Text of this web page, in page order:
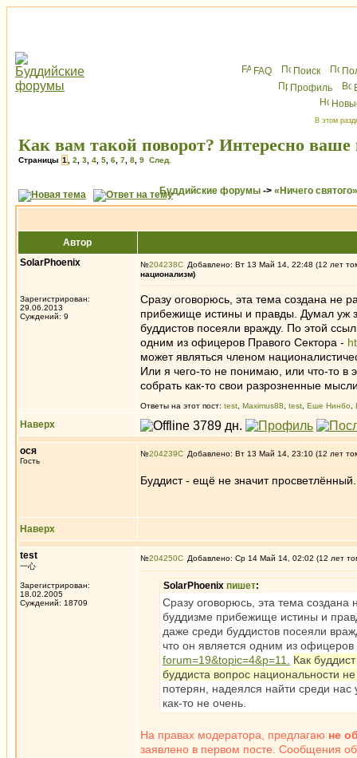
FAQ Поиск
Профиль
В этом
Как вам такой поворот? Интересно
Страницы 1 2 3 4 5 6 7 8 9 След.
Буддийские форумы -> «Ничего святого»
Автор
SolarPhoenix
Зарегистрирован:
29.06.2013
Суждений: 9
№204238
Добавлено: Вт 13 Май 14, 22:48 (12 лет
национализм)
Сразу оговорюсь, эта тема создана не
прибежище истины и правды. Думал уж
буддистов посеяли вражду. По этой
одним из офицеров Правого Сектора -
может являться членом
Или я чего-то не понимаю, или что-то в
собрать как-то свои разрозненные
Ответы на этот пост: test Maximus88 test Еше Нинбо
Наверх
ося
Гость
№204239 Добавлено: Вт 13 Май 14, 23:10 (12 лет
Буддист - ещё не значит просветлённый.
Наверх
test
一心
Зарегистрирован:
18.02.2005
Суждений: 18709
№204250 Добавлено: Ср 14 Май 14, 02:02 (12 лет
SolarPhoenix пишет:
Сразу оговорюсь, эта тема создана
буддизме прибежище истины и
даже среди буддистов посеяли
что он является одним из
forum=19&topic=4&p=11.
Как
буддиста вопрос национальности не
потерян, надеялся найти среди
как-то не очень.
На правах модератора, предлагаю не
заявлено в первом посте. Сообщения